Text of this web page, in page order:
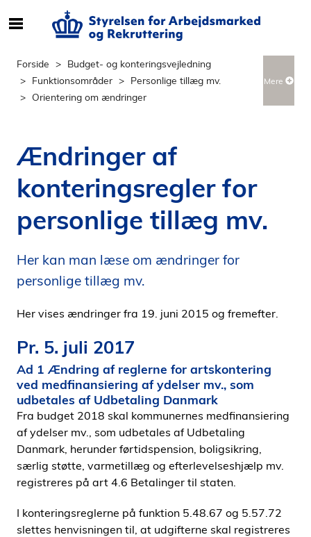
e
f
i
d
o
d
d
e
n
Forside
Budget- og konteringsvejledning
Funktionsområder
Personlige tillæg mv.
Orientering om ændringer
Mere
Ændringer af
konteringsregler for
personlige tillæg mv.
Her kan man læse om ændringer for
personlige tillæg mv.
Her vises ændringer fra 19. juni 2015 og fremefter.
Pr. 5. juli 2017
Ad 1 Ændring af reglerne for artskontering
ved medfinansiering af ydelser mv., som
udbetales af Udbetaling Danmark
Fra budget 2018 skal kommunernes medfinansiering
af ydelser mv., som udbetales af Udbetaling
Danmark, herunder førtidspension, boligsikring,
særlig støtte, varmetillæg og efterlevelseshjælp mv.
registreres på art 4.6 Betalinger til staten.
I konteringsreglerne på funktion 5.48.67 og 5.57.72
slettes henvisningen til, at udgifterne skal registreres